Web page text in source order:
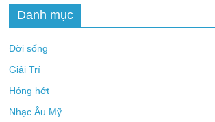
Danh mục
Đời sống
Giải Trí
Hóng hớt
Nhạc Âu Mỹ